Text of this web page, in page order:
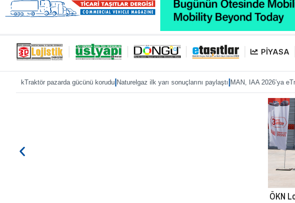
PİYASA
pazarda gücünü korudu|Naturelgaz ilk yarı sonuçlarını paylaştı|MAN, IAA 2026’ya eTruck
ÖKN